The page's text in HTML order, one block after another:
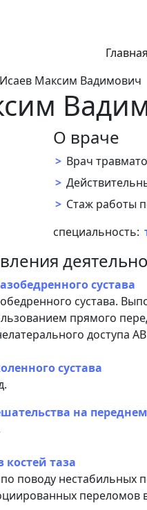
Главная
Исаев Максим Вадимович
О враче
> Врач
>
> Стаж работы
специальность:
сустава
сустава.
прямого
доступа
сустава
на
костей таза
поводу нестабильных
переломов